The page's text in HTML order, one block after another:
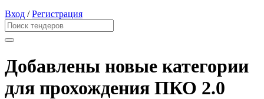
Вход /Регистрация
Добавлены новые категории
для прохождения ПКО 2.0